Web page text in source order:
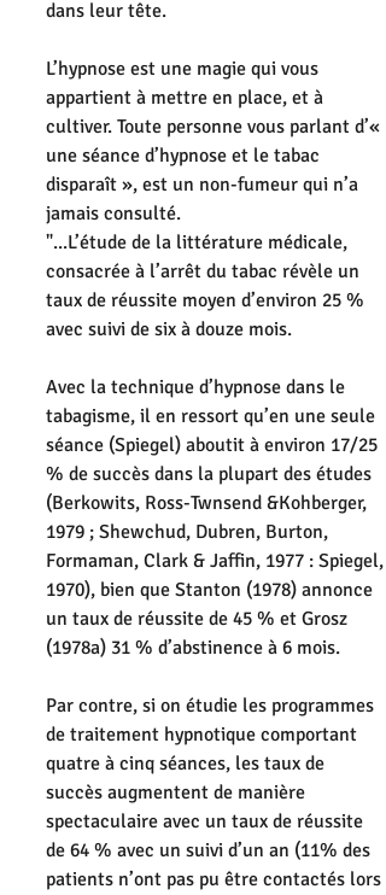
dans leur tête.
L’hypnose est une magie qui vous
appartient à mettre en place, et à
cultiver. Toute personne vous parlant d’«
une séance d’hypnose et le tabac
disparaît », est un non-fumeur qui n’a
jamais consulté.
"...L’étude de la littérature médicale,
consacrée à l’arrêt du tabac révèle un
taux de réussite moyen d’environ 25 %
avec suivi de six à douze mois.
Avec la technique d’hypnose dans le
tabagisme, il en ressort qu’en une seule
séance (Spiegel) aboutit à environ 17/25
% de succès dans la plupart des études
(Berkowits, Ross-Twnsend &Kohberger,
1979 ; Shewchud, Dubren, Burton,
Formaman, Clark & Jaffin, 1977 : Spiegel,
1970), bien que Stanton (1978) annonce
un taux de réussite de 45 % et Grosz
(1978a) 31 % d’abstinence à 6 mois.
Par contre, si on étudie les programmes
de traitement hypnotique comportant
quatre à cinq séances, les taux de
succès augmentent de manière
spectaculaire avec un taux de réussite
de 64 % avec un suivi d’un an (11% des
patients n’ont pas pu être contactés lors